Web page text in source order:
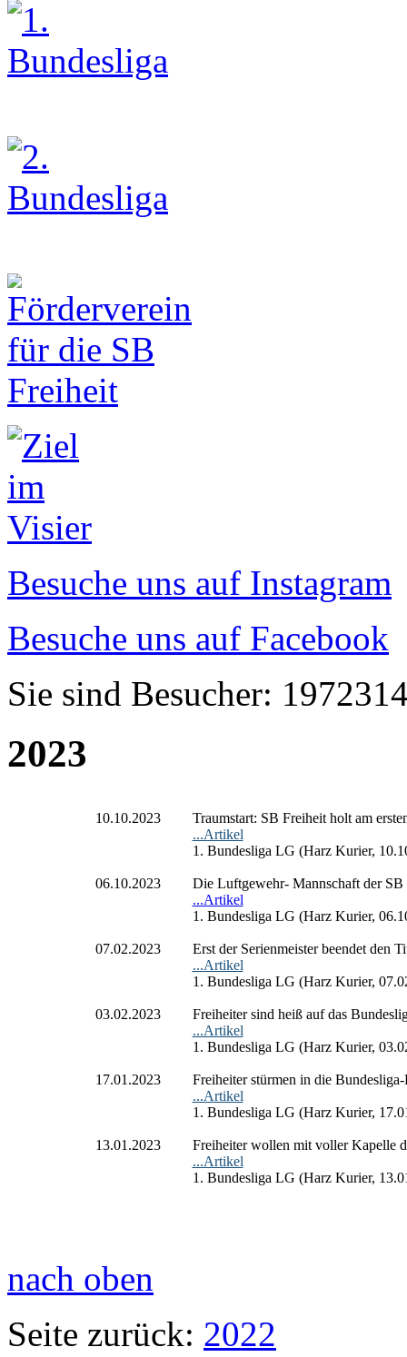
Besuche uns auf Instagram
Besuche uns auf Facebook
Sie sind Besucher:
2023
10.10.2023
Traumstart: SB Freiheit holt am
...Artikel
1. Bundesliga LG (Harz Kurier,
06.10.2023
Die Luftgewehr- Mannschaft der SB
...Artikel
1. Bundesliga LG (Harz Kurier,
07.02.2023
Erst der Serienmeister beendet den
...Artikel
1. Bundesliga LG (Harz Kurier,
03.02.2023
Freiheiter sind heiß auf das
...Artikel
1. Bundesliga LG (Harz Kurier,
17.01.2023
Freiheiter stürmen in die
...Artikel
1. Bundesliga LG (Harz Kurier,
13.01.2023
Freiheiter wollen mit voller Kapelle
...Artikel
1. Bundesliga LG (Harz Kurier,
nach oben
Seite zurück: 2022